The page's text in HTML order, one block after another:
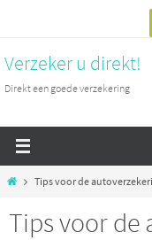
inhoud
springen
Verzeker u direkt!
Direkt een goede verzekering
HomeTips voor de
Tips voor de